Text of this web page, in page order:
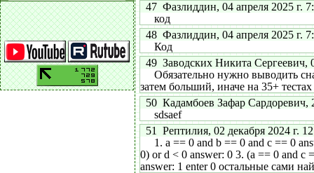
47 Фазлиддин, 04 апреля 2025 г.
код
48 Фазлиддин, 04 апреля 2025 г.
Код
49 Заводских Никита Сергеевич,
Обязательно нужно выводить
затем больший, иначе на 35+
50 Кадамбоев Зафар Сардоревич,
sdsaef
51 Рептилия, 02 декабря 2024 г.
1. a == 0 and b == 0 and c == 0
0) or d < 0 answer: 0 3. (a == 0 and c
answer: 1 enter 0 остальные сами